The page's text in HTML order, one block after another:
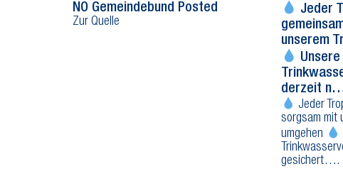
NÖ Gemeindebund Posted
Zur Quelle
Jeder
unserem
Unsere
derzeit
Jeder
sorgsam mit
umgehen
gesichert….